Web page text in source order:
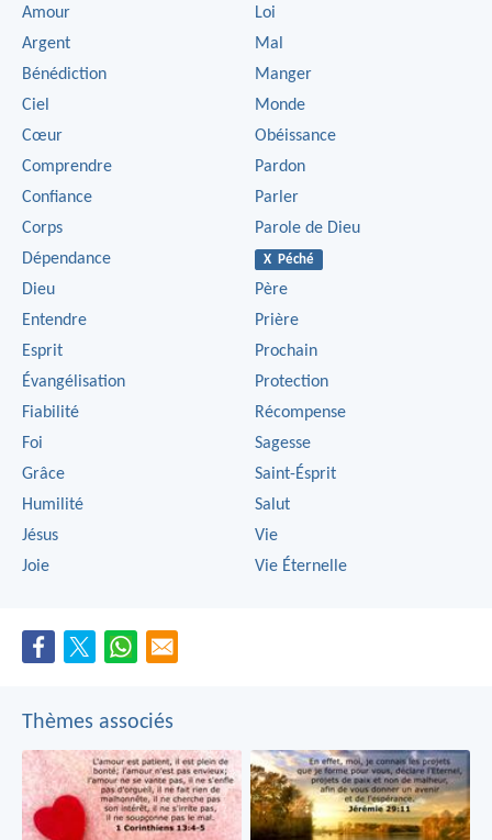
Amour
Argent
Bénédiction
Ciel
Cœur
Comprendre
Confiance
Corps
Dépendance
Dieu
Entendre
Esprit
Évangélisation
Fiabilité
Foi
Grâce
Humilité
Jésus
Joie
Loi
Mal
Manger
Monde
Obéissance
Pardon
Parler
Parole de Dieu
X Péché
Père
Prière
Prochain
Protection
Récompense
Sagesse
Saint-Ésprit
Salut
Vie
Vie Éternelle
Thèmes associés